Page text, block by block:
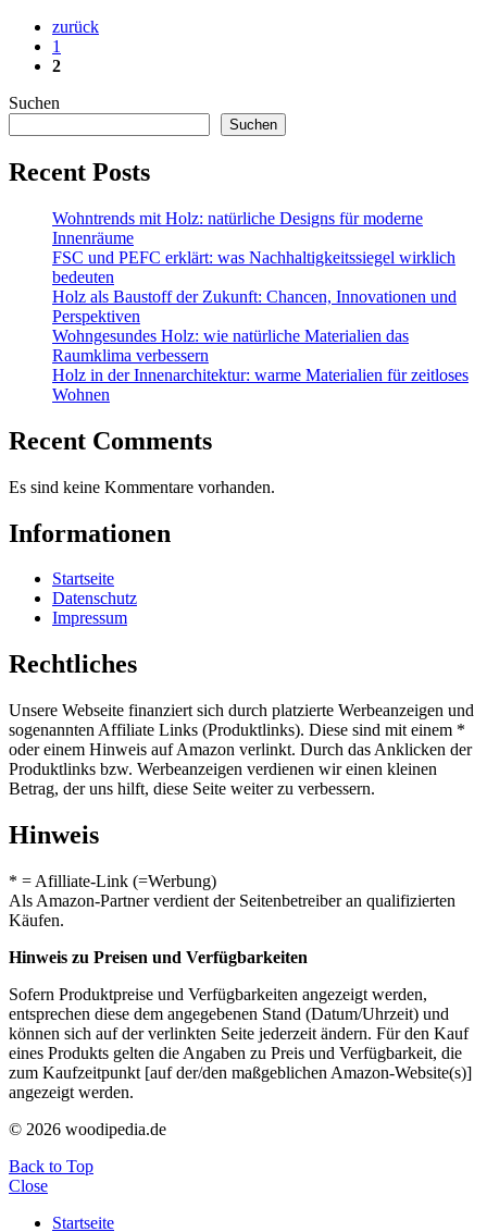
zurück
1
2
Suchen
Suchen
Recent Posts
Wohntrends mit Holz: natürliche Designs für moderne
Innenräume
FSC und PEFC erklärt: was Nachhaltigkeitssiegel wirklich
bedeuten
Holz als Baustoff der Zukunft: Chancen, Innovationen und
Perspektiven
Wohngesundes Holz: wie natürliche Materialien das
Raumklima verbessern
Holz in der Innenarchitektur: warme Materialien für zeitloses
Wohnen
Recent Comments
Es sind keine Kommentare vorhanden.
Informationen
Startseite
Datenschutz
Impressum
Rechtliches
Unsere Webseite finanziert sich durch platzierte Werbeanzeigen und
sogenannten Affiliate Links (Produktlinks). Diese sind mit einem *
oder einem Hinweis auf Amazon verlinkt. Durch das Anklicken der
Produktlinks bzw. Werbeanzeigen verdienen wir einen kleinen
Betrag, der uns hilft, diese Seite weiter zu verbessern.
Hinweis
* = Afilliate-Link (=Werbung)
Als Amazon-Partner verdient der Seitenbetreiber an qualifizierten
Käufen.
Hinweis zu Preisen und Verfügbarkeiten
Sofern Produktpreise und Verfügbarkeiten angezeigt werden,
entsprechen diese dem angegebenen Stand (Datum/Uhrzeit) und
können sich auf der verlinkten Seite jederzeit ändern. Für den Kauf
eines Produkts gelten die Angaben zu Preis und Verfügbarkeit, die
zum Kaufzeitpunkt [auf der/den maßgeblichen Amazon-Website(s)]
angezeigt werden.
© 2026 woodipedia.de
Back to Top
Close
Startseite